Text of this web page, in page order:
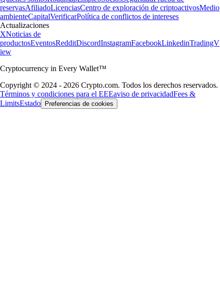
reservasAfiliadoLicenciasCentro de exploración de criptoactivosMedio
ambienteCapitalVerificarPolítica de conflictos de intereses
Actualizaciones
XNoticias de
productosEventosRedditDiscordInstagramFacebookLinkedinTradingV
iew
Cryptocurrency in Every Wallet™
Copyright © 2024 - 2026 Crypto.com. Todos los derechos reservados.
Términos y condiciones para el EEEaviso de privacidadFees &
LimitsEstado Preferencias de cookies